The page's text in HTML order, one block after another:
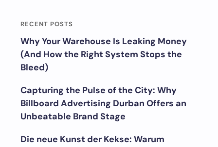
RECENT POSTS
Why Your Warehouse Is Leaking Money
(And How the Right System Stops the
Bleed)
Capturing the Pulse of the City: Why
Billboard Advertising Durban Offers an
Unbeatable Brand Stage
Die neue Kunst der Kekse: Warum